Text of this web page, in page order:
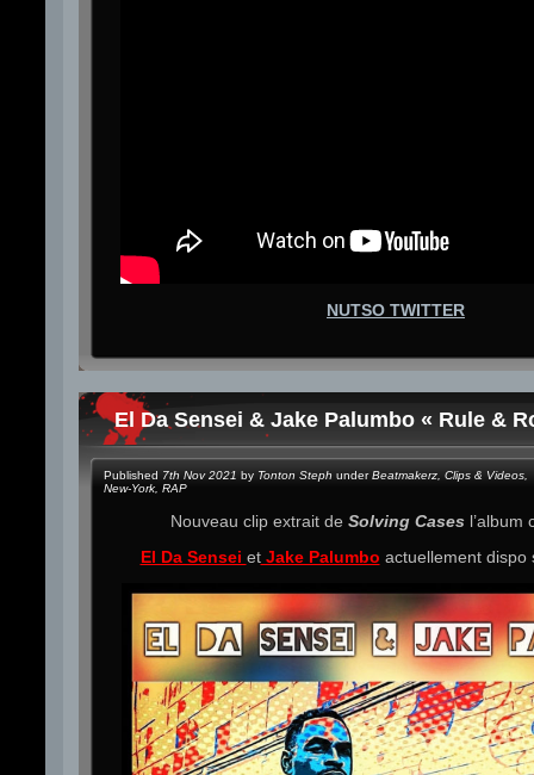
NUTSO TWITTER
El Da Sensei & Jake Palumbo « Rule &
Published 7th Nov 2021 by Tonton Steph underBeatmakerz Clips & Videos
New-York RAP
Nouveau clip extrait de Solving Casesl’album
El Da Sensei etJake Palumbo actuellement dispo